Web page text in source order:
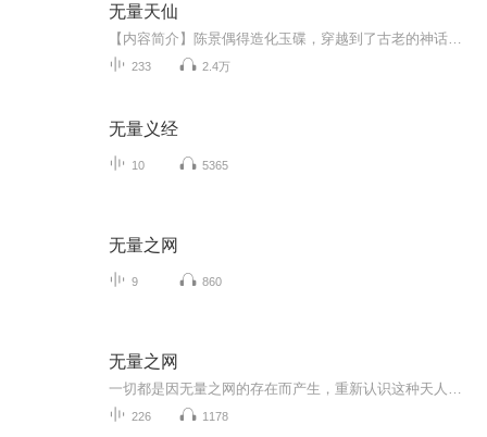
无量天仙
233 2.4万
无量义经
10 5365
无量之网
9 860
无量之网
226 1178